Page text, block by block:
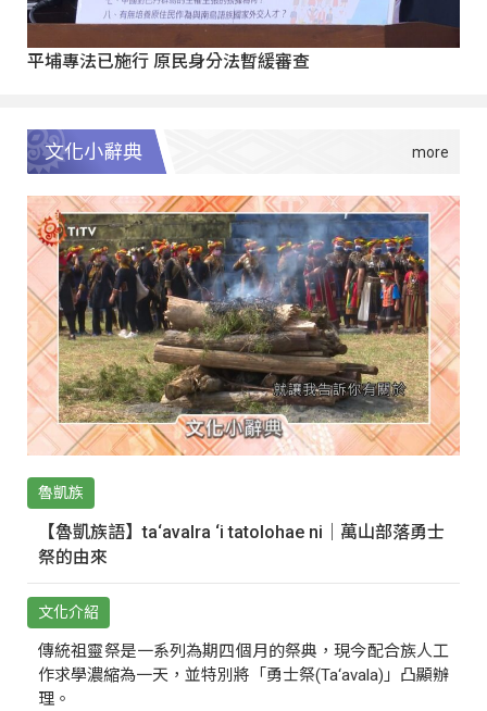
平埔專法已施行 原民身分法暫緩審查
文化小辭典
魯凱族
【魯凱族語】ta‘avalra ‘i tatolohae ni｜萬山部落勇士
祭的由來
文化介紹
傳統祖靈祭是一系列為期四個月的祭典，現今配合族人工
作求學濃縮為一天，並特別將「勇士祭(Ta‘avala)」凸顯辦
理。